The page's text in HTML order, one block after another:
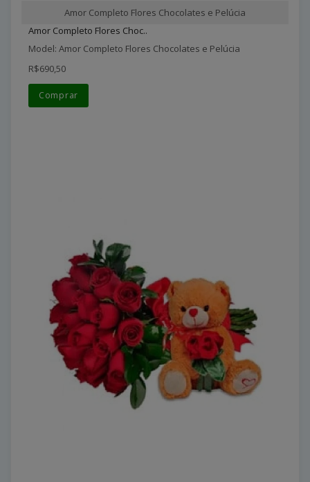
Amor Completo Flores Chocolates e Pelúcia
Amor Completo Flores Choc..
Model: Amor Completo Flores Chocolates e Pelúcia
R$690,50
Comprar